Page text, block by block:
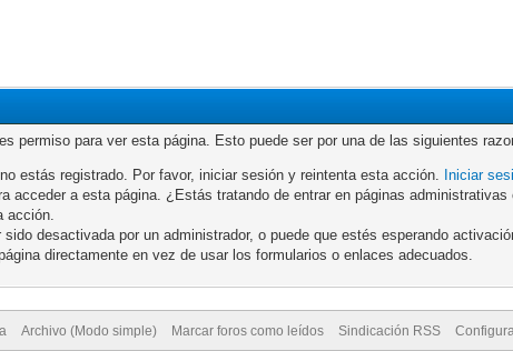
permiso para ver esta página. Esto puede ser por una de las siguientes
estás registrado. Por favor, iniciar sesión y reintenta esta acción. Iniciar
acceder a esta página. ¿Estás tratando de entrar en páginas
acción.
sido desactivada por un administrador, o puede que estés esperando
directamente en vez de usar los formularios o enlaces adecuados.
Archivo (Modo simple) Marcar foros como leídos Sindicación RSS